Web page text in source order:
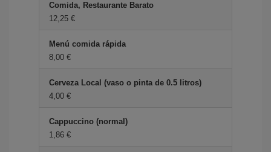
Comida, Restaurante Barato
12,25
Menú comida rápida
8,00
Cerveza Local (vaso o pinta de 0.5 litros)
4,00
Cappuccino (normal)
1,86